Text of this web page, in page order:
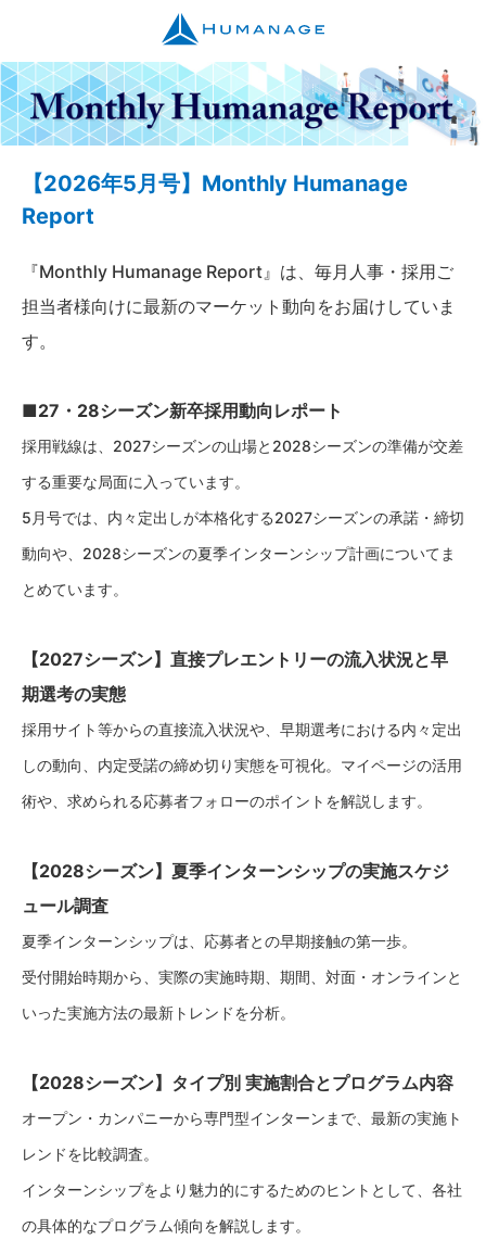
【2026年5月号】Monthly Humanage
Report
『Monthly Humanage Report』は、毎月人事・採用ご
担当者様向けに最新のマーケット動向をお届けしていま
す。
■27・28シーズン新卒採用動向レポート
採用戦線は、2027シーズンの山場と2028シーズンの準備が交差
する重要な局面に入っています。
5月号では、内々定出しが本格化する2027シーズンの承諾・締切
動向や、2028シーズンの夏季インターンシップ計画についてま
とめています。
【2027シーズン】直接プレエントリーの流入状況と早
期選考の実態
採用サイト等からの直接流入状況や、早期選考における内々定出
しの動向、内定受諾の締め切り実態を可視化。 マイページの活用
術や、求められる応募者フォローのポイントを解説します。
【2028シーズン】夏季インターンシップの実施スケジ
ュール調査
夏季インターンシップは、応募者との早期接触の第一歩。
受付開始時期から、実際の実施時期、期間、対面・オンラインと
いった実施方法の最新トレンドを分析。
【2028シーズン】タイプ別 実施割合とプログラム内容
オープン・カンパニーから専門型インターンまで、最新の実施ト
レンドを比較調査。
インターンシップをより魅力的にするためのヒントとして、各社
の具体的なプログラム傾向を解説します。